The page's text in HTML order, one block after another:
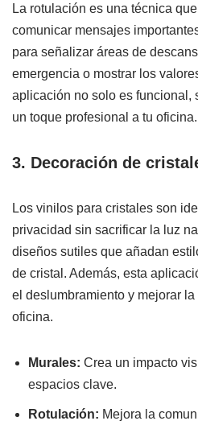
La rotulación es una técnica
comunicar mensajes
para señalizar áreas de
emergencia o mostrar los
aplicación no solo es funcional,
un toque profesional a tu oficina.
3. Decoración de
Los vinilos para cristales son
privacidad sin sacrificar la luz
diseños sutiles que añadan
de cristal. Además, esta
el deslumbramiento y mejorar
oficina.
Murales: Crea un impacto
espacios clave.
Rotulación: Mejora la